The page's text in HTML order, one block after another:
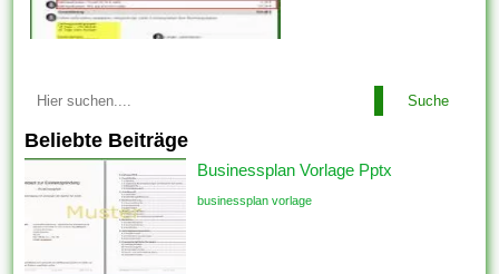
Suche
Beliebte Beiträge
Businessplan Vorlage Pptx
businessplan vorlage